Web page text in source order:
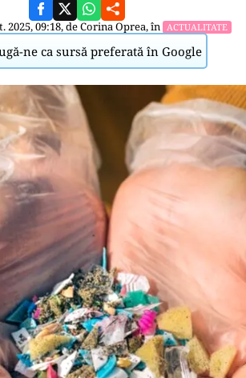
2025, 09:18, deCorina Oprea, în ACTUALITATE
ne ca sursă preferată în Google